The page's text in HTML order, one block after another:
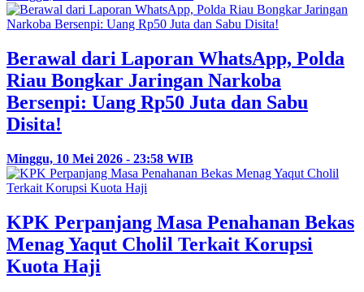
Berawal dari Laporan WhatsApp, Polda
Riau Bongkar Jaringan Narkoba
Bersenpi: Uang Rp50 Juta dan Sabu
Disita!
Minggu, 10 Mei 2026 - 23:58 WIB
KPK Perpanjang Masa Penahanan Bekas
Menag Yaqut Cholil Terkait Korupsi
Kuota Haji